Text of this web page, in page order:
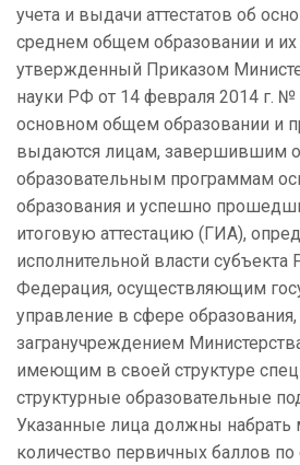
учета и выдачи аттестатов об
среднем общем образовании и их
утвержденный Приказом
науки РФ от 14 февраля 2014 г. №
основном общем образовании и
выдаются лицам, завершившим
образовательным программам
образования и успешно
итоговую аттестацию (ГИА),
исполнительной власти субъекта
Федерация, осуществляющим
управление в сфере
загранучреждением
имеющим в своей структуре
структурные образовательные
Указанные лица должны набрать
количество первичных баллов